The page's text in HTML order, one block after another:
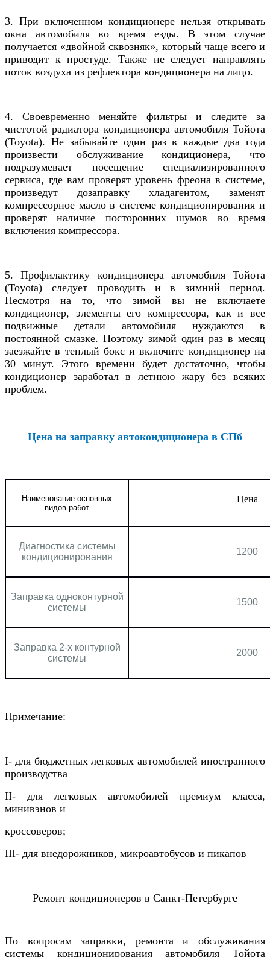
3. При включенном кондиционере нельзя открывать
окна автомобиля во время езды. В этом случае
получается «двойной сквозняк», который чаще всего и
приводит к простуде. Также не следует направлять
поток воздуха из рефлектора кондиционера на лицо.
4. Своевременно меняйте фильтры и следите за
чистотой радиатора кондиционера автомобиля Тойота
(Toyota). Не забывайте один раз в каждые два года
произвести обслуживание кондиционера, что
подразумевает посещение специализированного
сервиса, где вам проверят уровень фреона в системе,
произведут дозаправку хладагентом, заменят
компрессорное масло в системе кондиционирования и
проверят наличие посторонних шумов во время
включения компрессора.
5. Профилактику кондиционера автомобиля Тойота
(Toyota) следует проводить и в зимний период.
Несмотря на то, что зимой вы не включаете
кондиционер, элементы его компрессора, как и все
подвижные детали автомобиля нуждаются в
постоянной смазке. Поэтому зимой один раз в месяц
заезжайте в теплый бокс и включите кондиционер на
30 минут. Этого времени будет достаточно, чтобы
кондиционер заработал в летнюю жару без всяких
проблем.
Цена на заправку автокондиционера в СПб
Наименование основных
видов работ
Цена
Диагностика системы
кондиционирования
1200
Заправка одноконтурной
системы
1500
Заправка 2-х контурной
системы
2000
Примечание:
I- для бюджетных легковых автомобилей иностранного
производства
II- для легковых автомобилей премиум класса,
минивэнов и
кроссоверов;
III- для внедорожников, микроавтобусов и пикапов
Ремонт кондиционеров в Санкт-Петербурге
По вопросам заправки, ремонта и обслуживания
системы кондиционирования автомобиля Тойота